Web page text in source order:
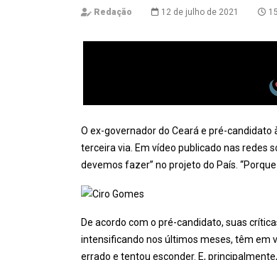
Redação 12 de julho de 2021
O ex-governador do Ceará e pré-candidato
terceira via. Em vídeo publicado nas redes
devemos fazer” no projeto do País.
De acordo com o pré-candidato, suas
intensificando nos últimos meses, têm em
errado e tentou esconder. E,